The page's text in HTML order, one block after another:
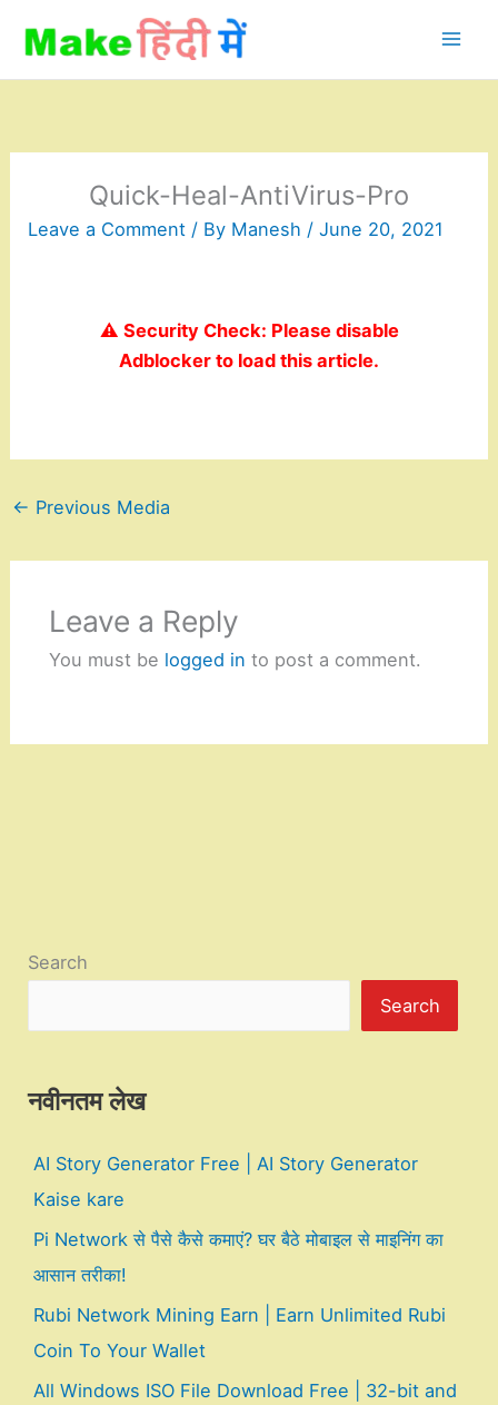
content
Quick-Heal-AntiVirus-Pro
Leave a Comment / By Manesh /June 20, 2021
⚠️ Security Check: Please disable
Adblocker to load this article.
← Previous Media
Leave a Reply
You must be logged in to post a comment.
Search
Search
नवीनतम लेख
AI Story Generator Free | AI Story Generator
Kaise kare
Pi Network से पैसे कैसे कमाएं? घर बैठे मोबाइल से माइनिंग का
आसान तरीका!
Rubi Network Mining Earn | Earn Unlimited Rubi
Coin To Your Wallet
All Windows ISO File Download Free | 32-bit and